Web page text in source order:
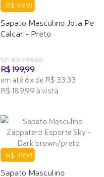
-R$ 99,91
Sapato Masculino Jota Pe
Calcar - Preto
DE: R$ 299,90
R$ 199,99
em até 6x de R$ 33,33
R$ 189,99 à vista
-R$ 49,91
Sapato Masculino